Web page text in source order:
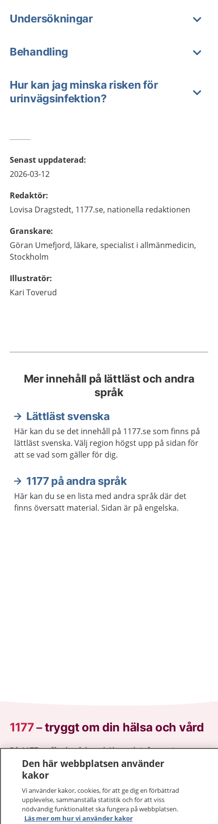
Undersökningar
Behandling
Hur kan jag minska risken för
urinvägsinfektion?
Senast uppdaterad:
2026-03-12
Redaktör:
Lovisa Dragstedt, 1177.se, nationella redaktionen
Granskare:
Göran Umefjord, läkare, specialist i allmänmedicin,
Stockholm
Illustratör:
Kari Toverud
Mer innehåll på lättläst och andra
språk
Lättläst svenska
Här kan du se det innehåll på 1177.se som finns på
lättläst svenska. Välj region högst upp på sidan för
att se vad som gäller för dig.
1177 på andra språk
Här kan du se en lista med andra språk där det
finns översatt material. Sidan är på engelska.
1177–tryggt om din hälsa och vård
På 1177.se får du råd om hälsa och information om
sjukdomar och vilka mottagningar du kan kontakta.
Logga in för att läsa din journal och göra dina
vårdärenden. Ring telefonnummer 1177 för
sjukvårdsrådgivning dygnet runt.
1177 ger dig råd när du vill må bättre.
Den här webbplatsen använder
kakor
Vi använder kakor, cookies, för att ge dig en förbättrad
upplevelse, sammanställa statistik och för att viss
nödvändig funktionalitet ska fungera på webbplatsen.
Läs mer om hur vi använder kakor